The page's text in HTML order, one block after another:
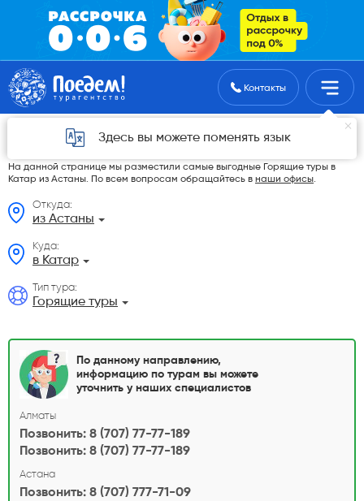
Поиск туровКонтакты
Здесь вы можете поменять язык
Горящие туры в Катар из Астаны в 2026
На данной странице мы разместили самые выгодные Горящие туры в
Катар из Астаны. По всем вопросам обращайтесь в наши офисы.
Откуда:
из Астаны
Куда:
в Катар
Тип тура:
Горящие туры
По данному направлению,
информацию по турам вы можете
уточнить у наших специалистов
Алматы
Позвонить: 8 (707) 77-77-189
Позвонить: 8 (707) 77-77-189
Астана
Позвонить: 8 (707) 777-71-09